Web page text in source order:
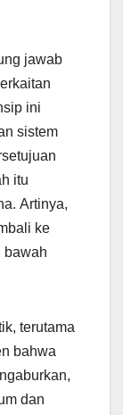
jawab
ini
sistem
itu
Artinya,
ke
bawah
terutama
bahwa
dan